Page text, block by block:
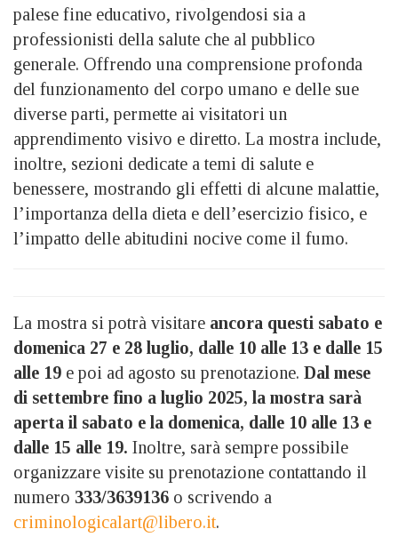
palese fine educativo, rivolgendosi sia a
professionisti della salute che al pubblico
generale. Offrendo una comprensione profonda
del funzionamento del corpo umano e delle sue
diverse parti, permette ai visitatori un
apprendimento visivo e diretto. La mostra include,
inoltre, sezioni dedicate a temi di salute e
benessere, mostrando gli effetti di alcune malattie,
l’importanza della dieta e dell’esercizio fisico, e
l’impatto delle abitudini nocive come il fumo.
La mostra si potrà visitare ancora questi sabato e
domenica 27 e 28 luglio, dalle 10 alle 13 e dalle 15
alle 19 e poi ad agosto su prenotazione. Dal mese
di settembre fino a luglio 2025, la mostra sarà
aperta il sabato e la domenica, dalle 10 alle 13 e
dalle 15 alle 19. Inoltre, sarà sempre possibile
organizzare visite su prenotazione contattando il
numero 333/3639136 o scrivendo a
criminologicalart@libero.it.